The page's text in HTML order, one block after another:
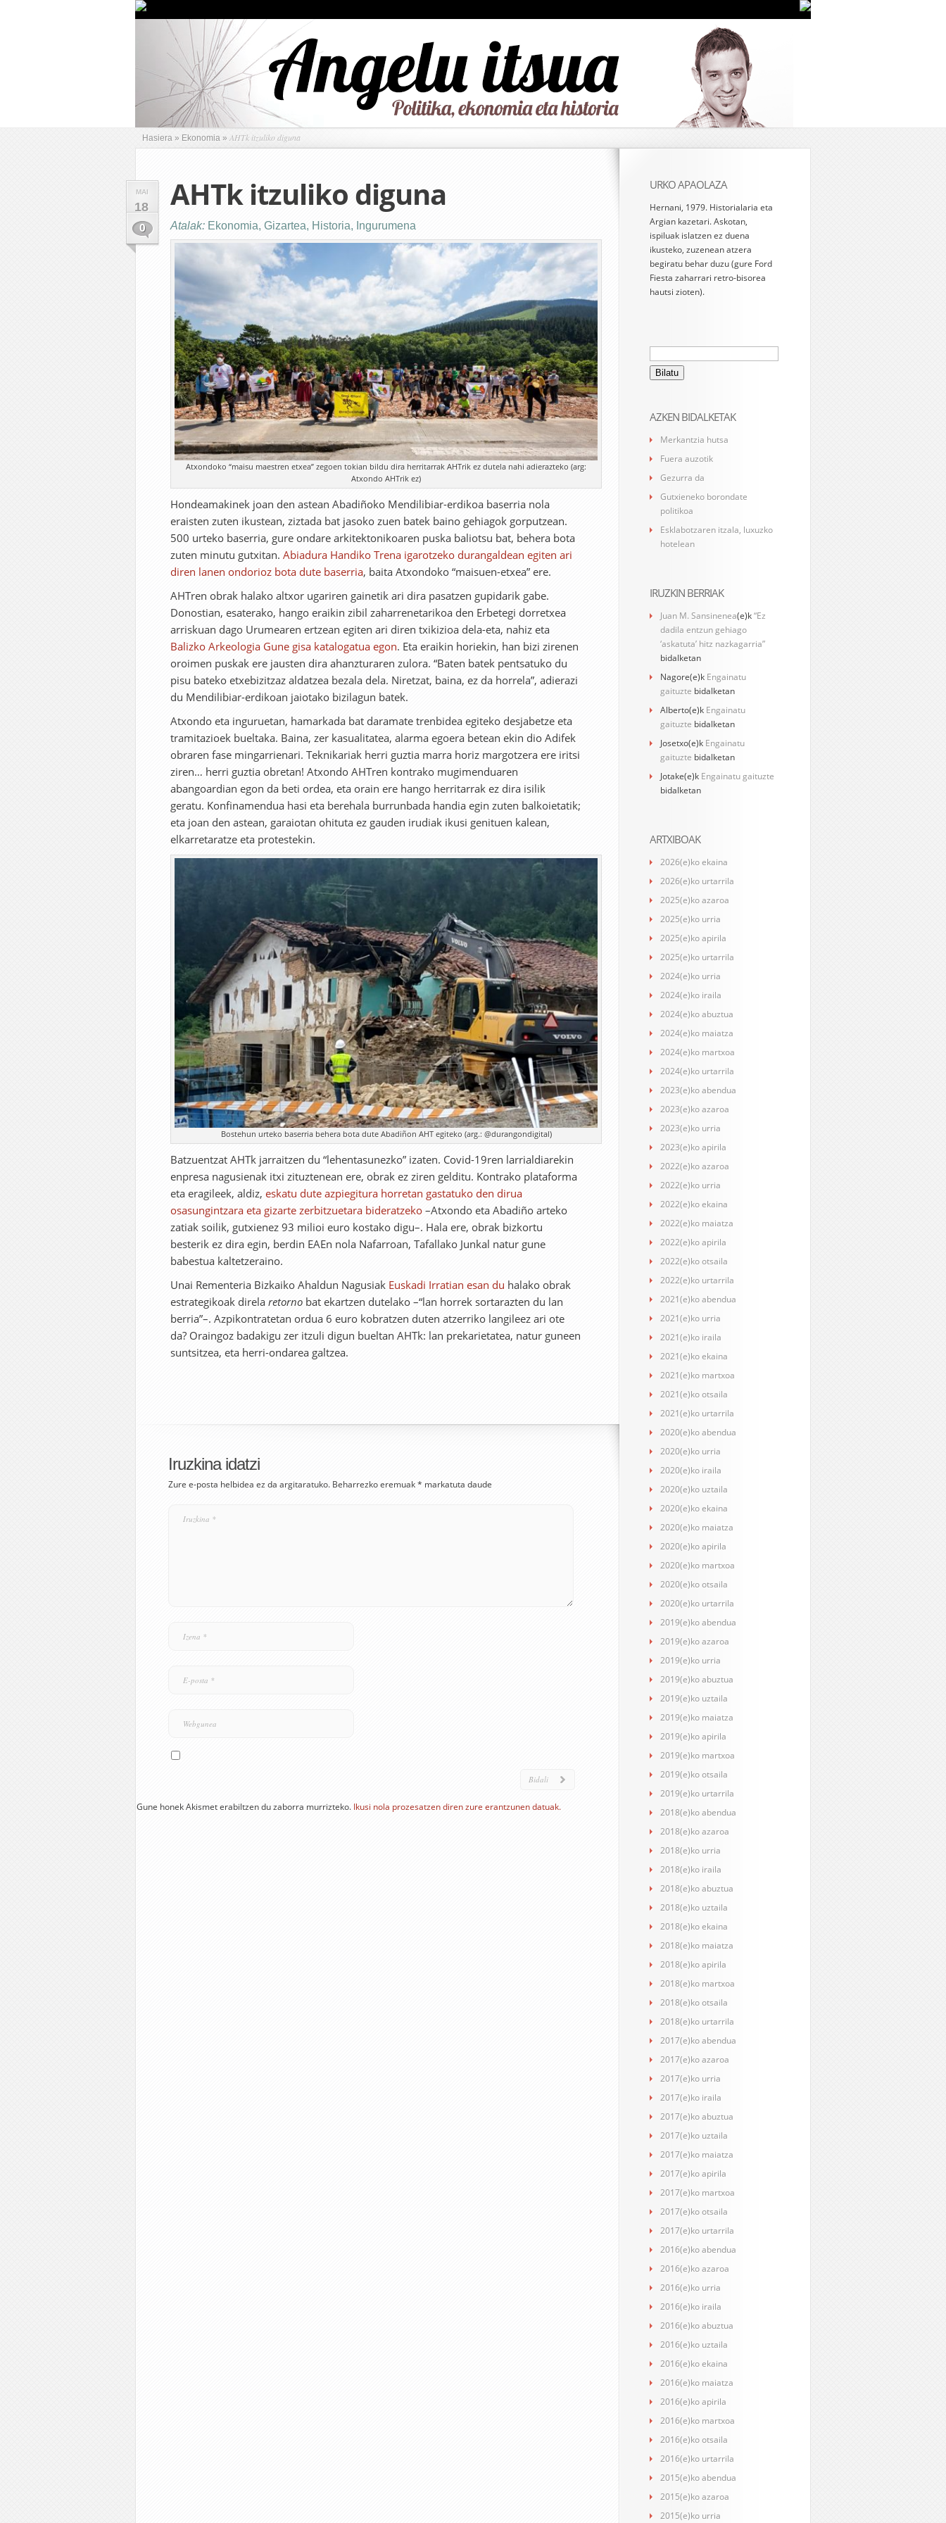
Hasiera » Ekonomia » AHTk itzuliko diguna
MAI
18
0
AHTk itzuliko diguna
Atalak: Ekonomia, Gizartea, Historia, Ingurumena
Atxondoko “maisu maestren etxea” zegoen tokian bildu dira herritarrak AHTrik ez dutela nahi adierazteko (arg:
Atxondo AHTrik ez)
Hondeamakinek joan den astean Abadiñoko Mendilibiar-erdikoa baserria nola
eraisten zuten ikustean, ziztada bat jasoko zuen batek baino gehiagok gorputzean.
500 urteko baserria, gure ondare arkitektonikoaren puska baliotsu bat, behera bota
zuten minutu gutxitan. Abiadura Handiko Trena igarotzeko durangaldean egiten ari
diren lanen ondorioz bota dute baserria, baita Atxondoko “maisuen-etxea” ere.
AHTren obrak halako altxor ugariren gainetik ari dira pasatzen gupidarik gabe.
Donostian, esaterako, hango eraikin zibil zaharrenetarikoa den Erbetegi dorretxea
arriskuan dago Urumearen ertzean egiten ari diren txikizioa dela-eta, nahiz eta
Balizko Arkeologia Gune gisa katalogatua egon. Eta eraikin horiekin, han bizi zirenen
oroimen puskak ere jausten dira ahanzturaren zulora. “Baten batek pentsatuko du
pisu bateko etxebizitzaz aldatzea bezala dela. Niretzat, baina, ez da horrela”, adierazi
du Mendilibiar-erdikoan jaiotako bizilagun batek.
Atxondo eta inguruetan, hamarkada bat daramate trenbidea egiteko desjabetze eta
tramitazioek bueltaka. Baina, zer kasualitatea, alarma egoera betean ekin dio Adifek
obraren fase mingarrienari. Teknikariak herri guztia marra horiz margotzera ere iritsi
ziren… herri guztia obretan! Atxondo AHTren kontrako mugimenduaren
abangoardian egon da beti ordea, eta orain ere hango herritarrak ez dira isilik
geratu. Konfinamendua hasi eta berehala burrunbada handia egin zuten balkoietatik;
eta joan den astean, garaiotan ohituta ez gauden irudiak ikusi genituen kalean,
elkarretaratze eta protestekin.
Bostehun urteko baserria behera bota dute Abadiñon AHT egiteko (arg.: @durangondigital)
Batzuentzat AHTk jarraitzen du “lehentasunezko” izaten. Covid-19ren larrialdiarekin
enpresa nagusienak itxi zituztenean ere, obrak ez ziren gelditu. Kontrako plataforma
eta eragileek, aldiz, eskatu dute azpiegitura horretan gastatuko den dirua
osasungintzara eta gizarte zerbitzuetara bideratzeko –Atxondo eta Abadiño arteko
zatiak soilik, gutxienez 93 milioi euro kostako digu–. Hala ere, obrak bizkortu
besterik ez dira egin, berdin EAEn nola Nafarroan, Tafallako Junkal natur gune
babestua kaltetzeraino.
Unai Rementeria Bizkaiko Ahaldun Nagusiak Euskadi Irratian esan du halako obrak
estrategikoak direla retorno bat ekartzen dutelako –“lan horrek sortarazten du lan
berria”–. Azpikontratetan ordua 6 euro kobratzen duten atzerriko langileez ari ote
da? Oraingoz badakigu zer itzuli digun bueltan AHTk: lan prekarietatea, natur guneen
suntsitzea, eta herri-ondarea galtzea.
Iruzkina idatzi
Zure e-posta helbidea ez da argitaratuko. Beharrezko eremuak* markatuta daude
Gune honek Akismet erabiltzen du zaborra murrizteko. Ikusi nola prozesatzen diren zure erantzunen datuak.
URKO APAOLAZA
Hernani, 1979. Historialaria eta
Argian kazetari. Askotan,
ispiluak islatzen ez duena
ikusteko, zuzenean atzera
begiratu behar duzu (gure Ford
Fiesta zaharrari retro-bisorea
hautsi zioten).
Bilatu:
AZKEN BIDALKETAK
Merkantzia hutsa
Fuera auzotik
Gezurra da
Gutxieneko borondate
politikoa
Esklabotzaren itzala, luxuzko
hotelean
IRUZKIN BERRIAK
Juan M. Sansinenea(e)k“Ez
dadila entzun gehiago
‘askatuta’ hitz nazkagarria”
bidalketan
Nagore(e)k Engainatu
gaituzte bidalketan
Alberto(e)k Engainatu
gaituzte bidalketan
Josetxo(e)k Engainatu
gaituzte bidalketan
Jotake(e)k Engainatu gaituzte
bidalketan
ARTXIBOAK
2026(e)ko ekaina
2026(e)ko urtarrila
2025(e)ko azaroa
2025(e)ko urria
2025(e)ko apirila
2025(e)ko urtarrila
2024(e)ko urria
2024(e)ko iraila
2024(e)ko abuztua
2024(e)ko maiatza
2024(e)ko martxoa
2024(e)ko urtarrila
2023(e)ko abendua
2023(e)ko azaroa
2023(e)ko urria
2023(e)ko apirila
2022(e)ko azaroa
2022(e)ko urria
2022(e)ko ekaina
2022(e)ko maiatza
2022(e)ko apirila
2022(e)ko otsaila
2022(e)ko urtarrila
2021(e)ko abendua
2021(e)ko urria
2021(e)ko iraila
2021(e)ko ekaina
2021(e)ko martxoa
2021(e)ko otsaila
2021(e)ko urtarrila
2020(e)ko abendua
2020(e)ko urria
2020(e)ko iraila
2020(e)ko uztaila
2020(e)ko ekaina
2020(e)ko maiatza
2020(e)ko apirila
2020(e)ko martxoa
2020(e)ko otsaila
2020(e)ko urtarrila
2019(e)ko abendua
2019(e)ko azaroa
2019(e)ko urria
2019(e)ko abuztua
2019(e)ko uztaila
2019(e)ko maiatza
2019(e)ko apirila
2019(e)ko martxoa
2019(e)ko otsaila
2019(e)ko urtarrila
2018(e)ko abendua
2018(e)ko azaroa
2018(e)ko urria
2018(e)ko iraila
2018(e)ko abuztua
2018(e)ko uztaila
2018(e)ko ekaina
2018(e)ko maiatza
2018(e)ko apirila
2018(e)ko martxoa
2018(e)ko otsaila
2018(e)ko urtarrila
2017(e)ko abendua
2017(e)ko azaroa
2017(e)ko urria
2017(e)ko iraila
2017(e)ko abuztua
2017(e)ko uztaila
2017(e)ko maiatza
2017(e)ko apirila
2017(e)ko martxoa
2017(e)ko otsaila
2017(e)ko urtarrila
2016(e)ko abendua
2016(e)ko azaroa
2016(e)ko urria
2016(e)ko iraila
2016(e)ko abuztua
2016(e)ko uztaila
2016(e)ko ekaina
2016(e)ko maiatza
2016(e)ko apirila
2016(e)ko martxoa
2016(e)ko otsaila
2016(e)ko urtarrila
2015(e)ko abendua
2015(e)ko azaroa
2015(e)ko urria